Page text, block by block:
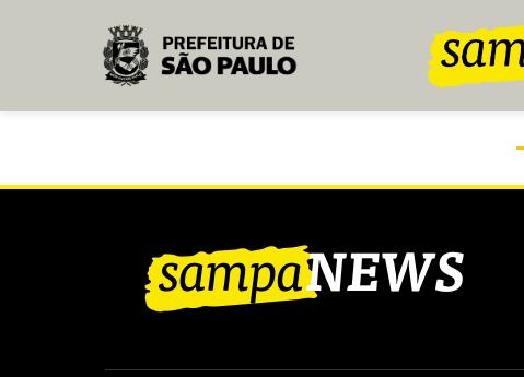
Pular para o Conteúdo principal